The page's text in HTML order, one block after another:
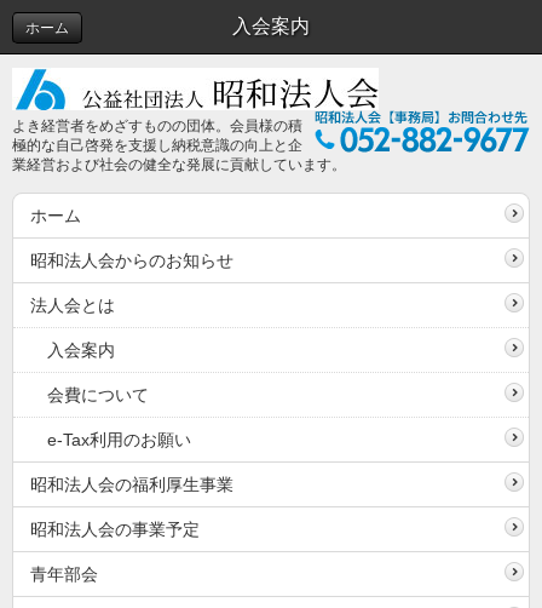
入会案内
ホーム
よき経営者をめざすものの団体。会員様の積
極的な自己啓発を支援し納税意識の向上と企
業経営および社会の健全な発展に貢献しています。
ホーム
昭和法人会からのお知らせ
法人会とは
入会案内
会費について
e-Tax利用のお願い
昭和法人会の福利厚生事業
昭和法人会の事業予定
青年部会